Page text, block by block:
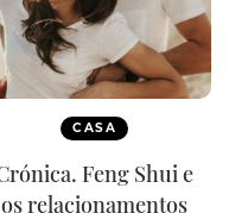
CASA
Feng Shui e
os relacionamentos